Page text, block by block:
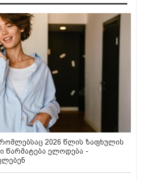
2026 წლის ზაფხულის
წარმატება ელოდება -